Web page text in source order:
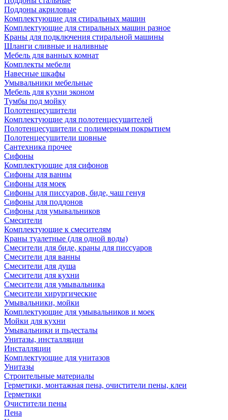
Поддоны акриловые
Комплектующие для стиральных машин
Комплектующие для стиральных машин разное
Краны для подключения стиральной машины
Шланги сливные и наливные
Мебель для ванных комнат
Комплекты мебели
Навесные шкафы
Умывальники мебельные
Мебель для кухни эконом
Тумбы под мойку
Полотенцесушители
Комплектующие для полотенцесушителей
Полотенцесушители с полимерным покрытием
Полотенцесушители шовные
Сантехника прочее
Сифоны
Комплектующие для сифонов
Сифоны для ванны
Сифоны для моек
Сифоны для писсуаров, биде, чаш генуя
Сифоны для поддонов
Сифоны для умывальников
Смесители
Комплектующие к смесителям
Краны туалетные (для одной воды)
Смесители для биде, краны для писсуаров
Смесители для ванны
Смесители для душа
Смесители для кухни
Смесители для умывальника
Смесители хирургические
Умывальники, мойки
Комплектующие для умывальников и моек
Мойки для кухни
Умывальники и пьдесталы
Унитазы, инсталляции
Инсталляции
Комплектующие для унитазов
Унитазы
Строительные материалы
Герметики, монтажная пена, очистители пены, клеи
Герметики
Очистители пены
Пена